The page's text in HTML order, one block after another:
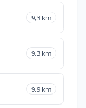
9,3 km
9,3 km
9,9 km